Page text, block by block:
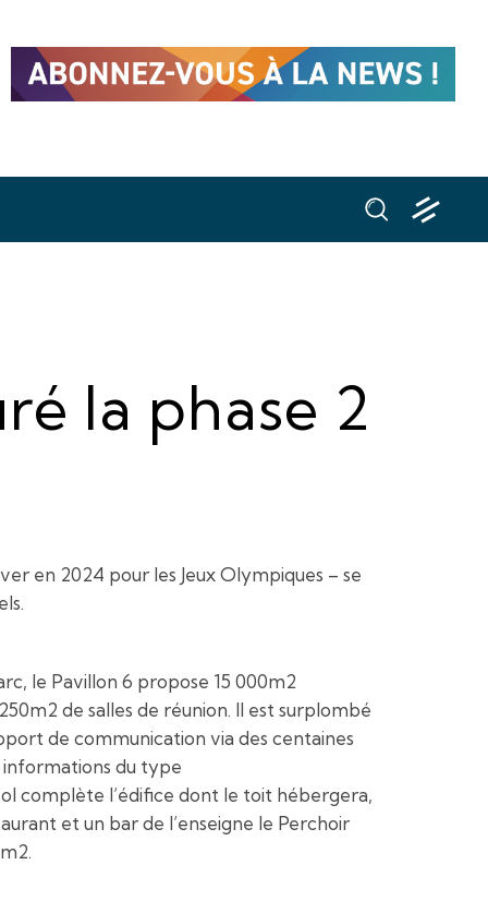
la phase 2
en 2024 pour les Jeux Olympiques – se
le Pavillon 6 propose 15 000m2
de salles de réunion. Il est surplombé
de communication via des centaines
informations du type
complète l’édifice dont le toit hébergera,
et un bar de l’enseigne le Perchoir